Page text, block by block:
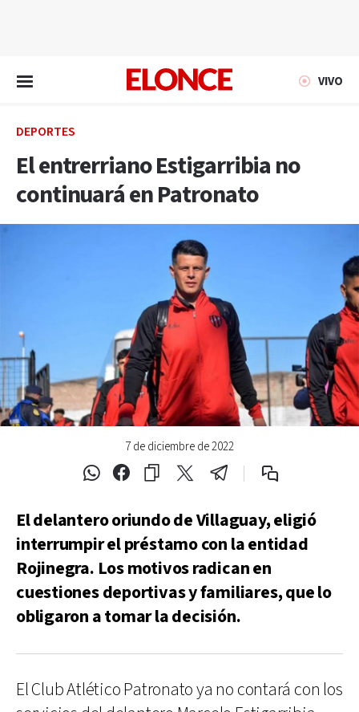
VIVO
DEPORTES
El entrerriano Estigarribia no
continuará en Patronato
7 de diciembre de 2022
El delantero oriundo de Villaguay, eligió
interrumpir el préstamo con la entidad
Rojinegra. Los motivos radican en
cuestiones deportivas y familiares, que lo
obligaron a tomar la decisión.
El Club Atlético Patronato ya no contará con los